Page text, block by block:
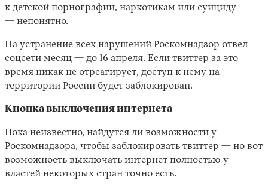
к детской порнографии, наркотикам или суициду
— непонятно.
На устранение всех нарушений Роскомнадзор отвел
соцсети месяц — до 16 апреля. Если твиттер за это
время никак не отреагирует, доступ к нему на
территории России будет заблокирован.
Кнопка выключения интернета
Пока неизвестно, найдутся ли возможности у
Роскомнадзора, чтобы заблокировать твиттер — но вот
возможность выключать интернет полностью у
властей некоторых стран точно есть.